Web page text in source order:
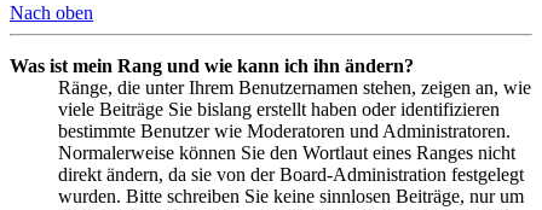
Nach oben
Was ist mein Rang und wie kann ich ihn ändern?
Ränge, die unter Ihrem Benutzernamen stehen, zeigen an, wie
viele Beiträge Sie bislang erstellt haben oder identifizieren
bestimmte Benutzer wie Moderatoren und Administratoren.
Normalerweise können Sie den Wortlaut eines Ranges nicht
direkt ändern, da sie von der Board-Administration festgelegt
wurden. Bitte schreiben Sie keine sinnlosen Beiträge, nur um